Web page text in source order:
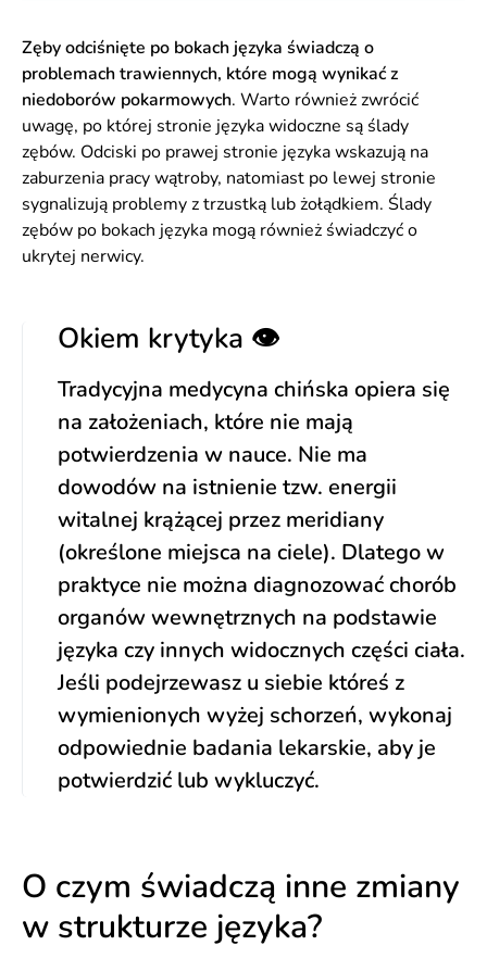
Zęby odciśnięte po bokach języka świadczą o
problemach trawiennych, które mogą wynikać z
niedoborów pokarmowych. Warto również zwrócić
uwagę, po której stronie języka widoczne są ślady
zębów. Odciski po prawej stronie języka wskazują na
zaburzenia pracy wątroby, natomiast po lewej stronie
sygnalizują problemy z trzustką lub żołądkiem. Ślady
zębów po bokach języka mogą również świadczyć o
ukrytej nerwicy.
Okiem krytyka 👁️
Tradycyjna medycyna chińska opiera się
na założeniach, które nie mają
potwierdzenia w nauce. Nie ma
dowodów na istnienie tzw. energii
witalnej krążącej przez meridiany
(określone miejsca na ciele). Dlatego w
praktyce nie można diagnozować chorób
organów wewnętrznych na podstawie
języka czy innych widocznych części ciała.
Jeśli podejrzewasz u siebie któreś z
wymienionych wyżej schorzeń, wykonaj
odpowiednie badania lekarskie, aby je
potwierdzić lub wykluczyć.
O czym świadczą inne zmiany
w strukturze języka?